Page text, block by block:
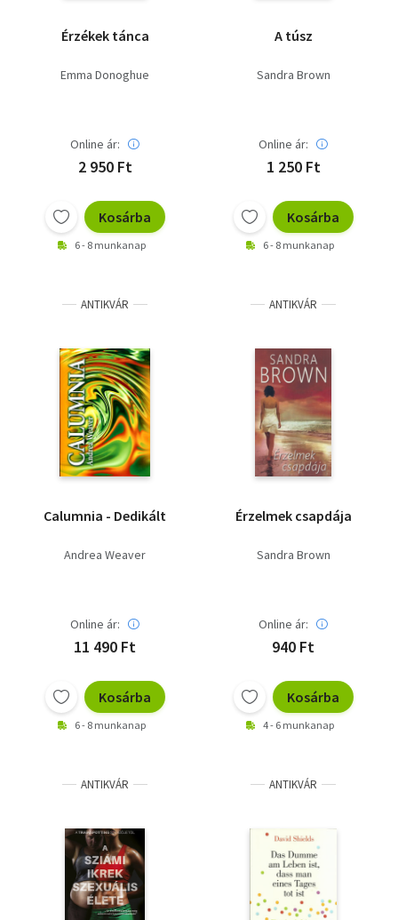
Érzékek tánca
Emma Donoghue
Online ár:
2 950 Ft
Kosárba
6 - 8 munkanap
A túsz
Sandra Brown
Online ár:
1 250 Ft
Kosárba
6 - 8 munkanap
ANTIKVÁR
Calumnia - Dedikált
Andrea Weaver
Online ár:
11 490 Ft
Kosárba
6 - 8 munkanap
ANTIKVÁR
Érzelmek csapdája
Sandra Brown
Online ár:
940 Ft
Kosárba
4 - 6 munkanap
ANTIKVÁR ANTIKVÁR